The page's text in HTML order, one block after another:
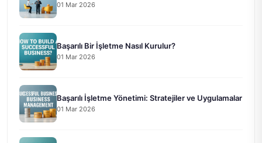
01 Mar 2026
Başarılı Bir İşletme Nasıl Kurulur?
01 Mar 2026
Başarılı İşletme Yönetimi: Stratejiler ve Uygulamalar
01 Mar 2026